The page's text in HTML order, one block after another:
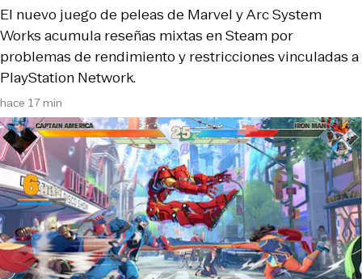
hace 17 min
El nuevo juego de peleas de Marvel y Arc System
Works acumula reseñas mixtas en Steam por
problemas de rendimiento y restricciones vinculadas a
PlayStation Network.